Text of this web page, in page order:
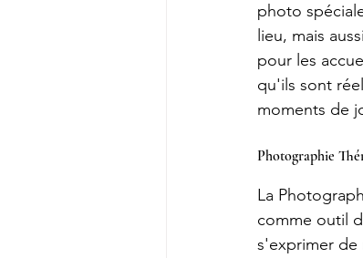
photo
lieu, mais
pour les
qu'ils sont
moments de
Photographie
La
comme outil
s'exprimer de